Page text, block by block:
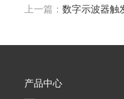
上一篇： 数字示波器触
产品中心